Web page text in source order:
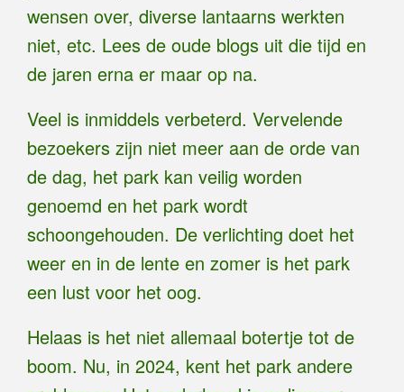
wensen over, diverse lantaarns werkten
niet, etc. Lees de oude blogs uit die tijd en
de jaren erna er maar op na.
Veel is inmiddels verbeterd. Vervelende
bezoekers zijn niet meer aan de orde van
de dag, het park kan veilig worden
genoemd en het park wordt
schoongehouden. De verlichting doet het
weer en in de lente en zomer is het park
een lust voor het oog.
Helaas is het niet allemaal botertje tot de
boom. Nu, in 2024, kent het park andere